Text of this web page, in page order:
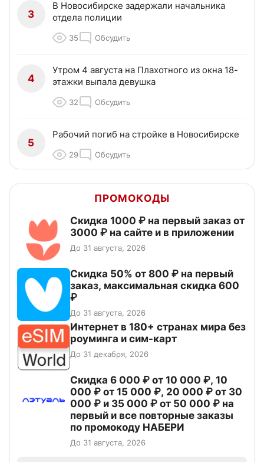
3
В Новосибирске задержали начальника
отдела полиции
35 Обсудить
4
Утром 4 августа на Плахотного из окна 18-
этажки выпала девушка
32 Обсудить
5
Рабочий погиб на стройке в Новосибирске
29 Обсудить
ПРОМОКОДЫ
Скидка 1000 ₽ на первый заказ от
3000 ₽ на сайте и в приложении
До 31 августа, 2026
Скидка 50% от 800 ₽ на первый
заказ, максимальная скидка 600
₽
До 31 августа, 2026
Интернет в 180+ странах мира без
роуминга и сим-карт
До 31 декабря, 2026
Скидка 6 000 ₽ от 10 000 ₽, 10
000 ₽ от 15 000 ₽, 20 000 ₽ от 30
000 ₽ и 35 000 ₽ от 50 000 ₽ на
первый и все повторные заказы
по промокоду НАБЕРИ
До 31 августа, 2026